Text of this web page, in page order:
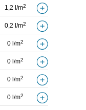
1,2 l/m2
0,2 l/m2
0 l/m2
0 l/m2
0 l/m2
0 l/m2